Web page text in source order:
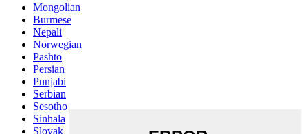
Mongolian
Burmese
Nepali
Norwegian
Pashto
Persian
Punjabi
Serbian
Sesotho
Sinhala
Slovak